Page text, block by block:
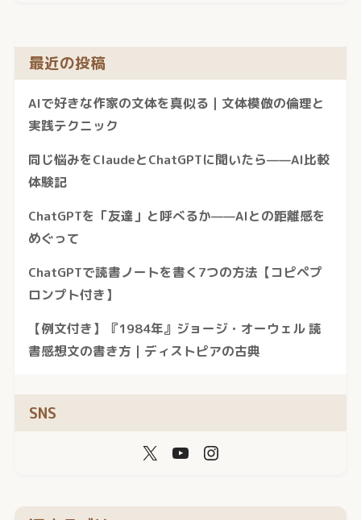
最近の投稿
AIで好きな作家の文体を真似る｜文体模倣の倫理と
実践テクニック
同じ悩みをClaudeとChatGPTに聞いたら——AI比較
体験記
ChatGPTを「友達」と呼べるか——AIとの距離感を
めぐって
ChatGPTで読書ノートを書く7つの方法【コピペプ
ロンプト付き】
【例文付き】『1984年』ジョージ・オーウェル 読
書感想文の書き方｜ディストピアの古典
SNS